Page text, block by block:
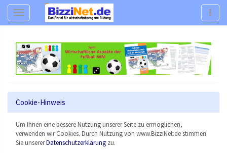
Navigation
Cookie-Hinweis
Um Ihnen eine bessere Nutzung unserer Seite zu ermöglichen,
verwenden wir Cookies. Durch Nutzung von www.BizziNet.de stimmen
Sie unsererDatenschutzerklärung zu.